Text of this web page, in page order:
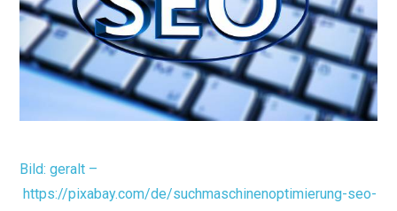
Bild: geralt –
https://pixabay.com/de/suchmaschinenoptimierung-seo-